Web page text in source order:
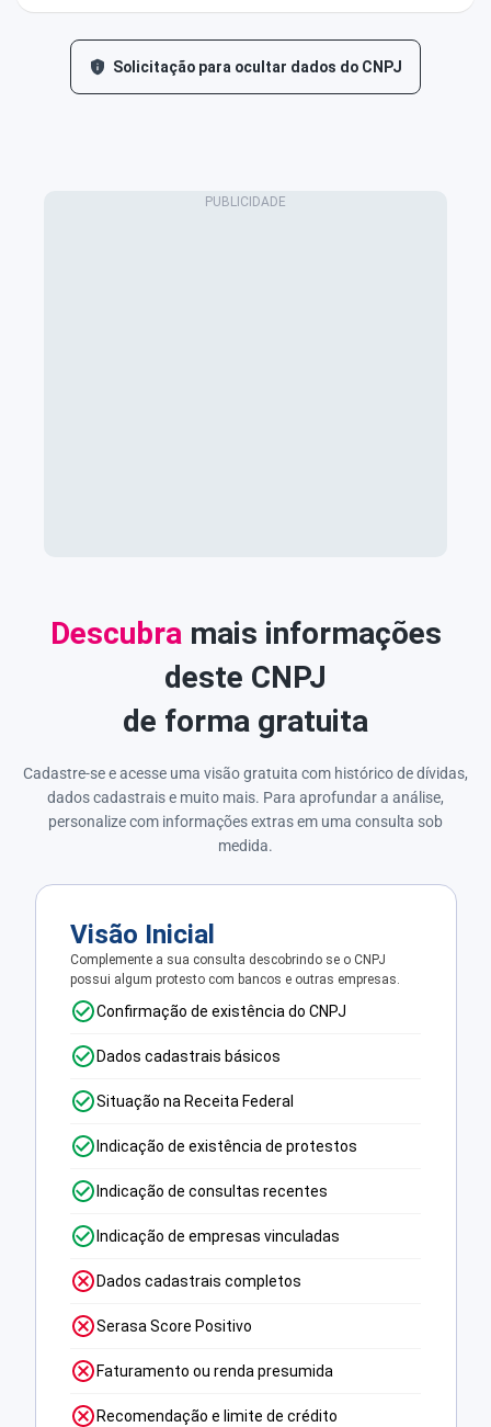
Solicitação para ocultar dados do CNPJ
Descubra mais informações
deste CNPJ
de forma gratuita
Cadastre-se e acesse uma visão gratuita com histórico de dívidas,
dados cadastrais e muito mais. Para aprofundar a análise,
personalize com informações extras em uma consulta sob
medida.
Visão Inicial
Complemente a sua consulta descobrindo se o CNPJ
possui algum protesto com bancos e outras empresas.
Confirmação de existência do CNPJ
Dados cadastrais básicos
Situação na Receita Federal
Indicação de existência de protestos
Indicação de consultas recentes
Indicação de empresas vinculadas
Dados cadastrais completos
Serasa Score Positivo
Faturamento ou renda presumida
Recomendação e limite de crédito